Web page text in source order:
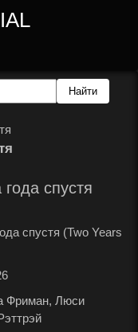
спустя
спустя (Two Years
Фриман, Люси